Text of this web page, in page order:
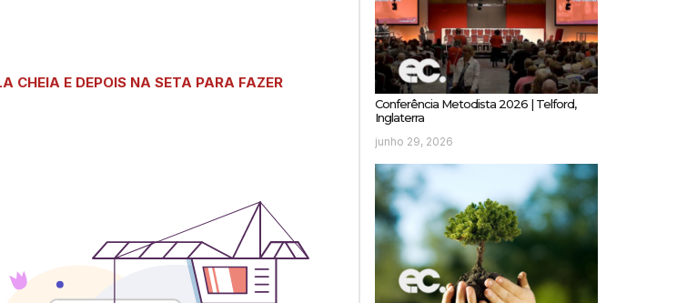
CHEIA E DEPOIS NA SETA PARA FAZER
Conferência Metodista 2026 | Telford,
Inglaterra
junho 29, 2026